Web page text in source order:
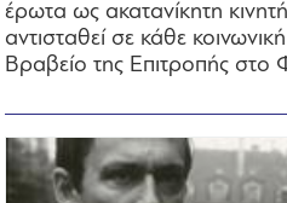
έρωτα ως ακατανίκητη
αντισταθεί σε κάθε
Βραβείο της Επιτροπής στο